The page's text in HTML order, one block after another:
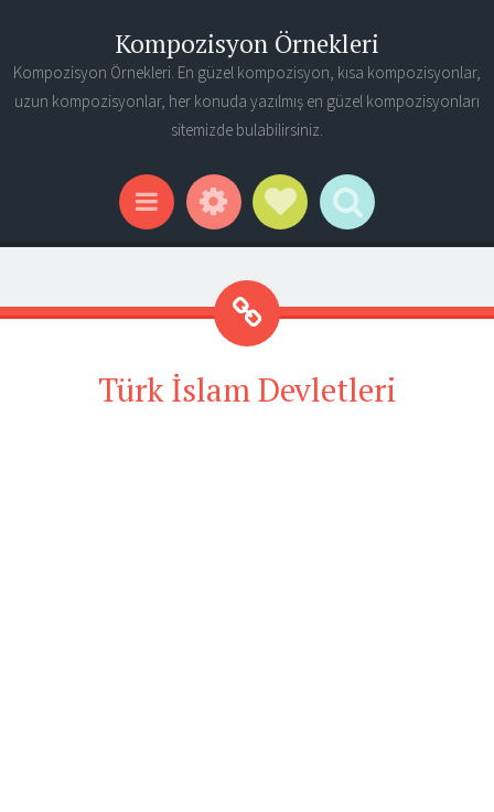
Kompozisyon Örnekleri
Kompozisyon Örnekleri. En güzel kompozisyon, kısa kompozisyonlar,
uzun kompozisyonlar, her konuda yazılmış en güzel kompozisyonları
sitemizde bulabilirsiniz.
Menu WidgetsSocial Links
Search
Türk İslam Devletleri